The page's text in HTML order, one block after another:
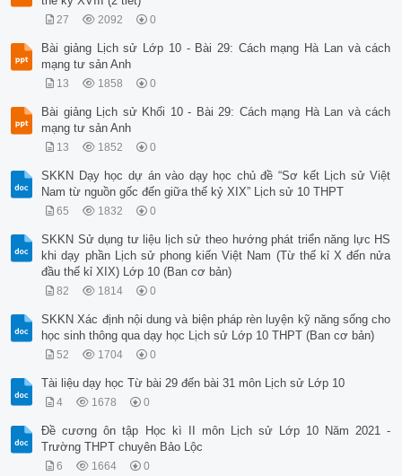
27 2092 0
Bài giảng Lịch sử Lớp 10 - Bài 29: Cách mạng Hà Lan và cách
mạng tư sản Anh
13 1858 0
Bài giảng Lịch sử Khối 10 - Bài 29: Cách mạng Hà Lan và cách
mạng tư sản Anh
13 1852 0
SKKN Dạy học dự án vào dạy học chủ đề “Sơ kết Lịch sử Việt
Nam từ nguồn gốc đến giữa thế kỷ XIX” Lịch sử 10 THPT
65 1832 0
SKKN Sử dụng tư liệu lịch sử theo hướng phát triển năng lực HS
khi dạy phần Lịch sử phong kiến Việt Nam (Từ thế kỉ X đến nửa
đầu thế kỉ XIX) Lớp 10 (Ban cơ bản)
82 1814 0
SKKN Xác định nội dung và biện pháp rèn luyện kỹ năng sống cho
học sinh thông qua dạy học Lịch sử Lớp 10 THPT (Ban cơ bản)
52 1704 0
Tài liệu dạy học Từ bài 29 đến bài 31 môn Lịch sử Lớp 10
4 1678 0
Đề cương ôn tập Học kì II môn Lịch sử Lớp 10 Năm 2021 -
Trường THPT chuyên Bảo Lộc
6 1664 0